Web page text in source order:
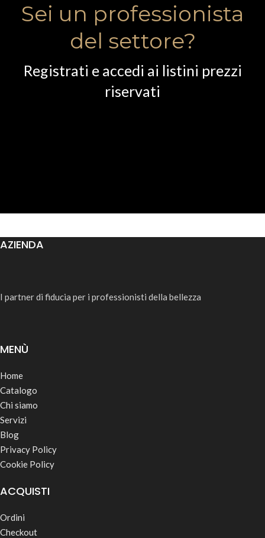
Sei un professionista
del settore?
Registrati e accedi ai listini prezzi
riservati
AZIENDA
I partner di fiducia per i professionisti della bellezza
MENÙ
Home
Catalogo
Chi siamo
Servizi
Blog
Privacy Policy
Cookie Policy
ACQUISTI
Ordini
Checkout